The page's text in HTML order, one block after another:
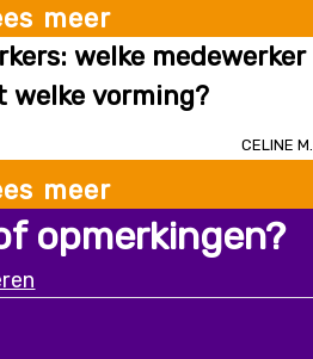
meer
welke medewerker
welke vorming?
Celine M.
meer
opmerkingen?